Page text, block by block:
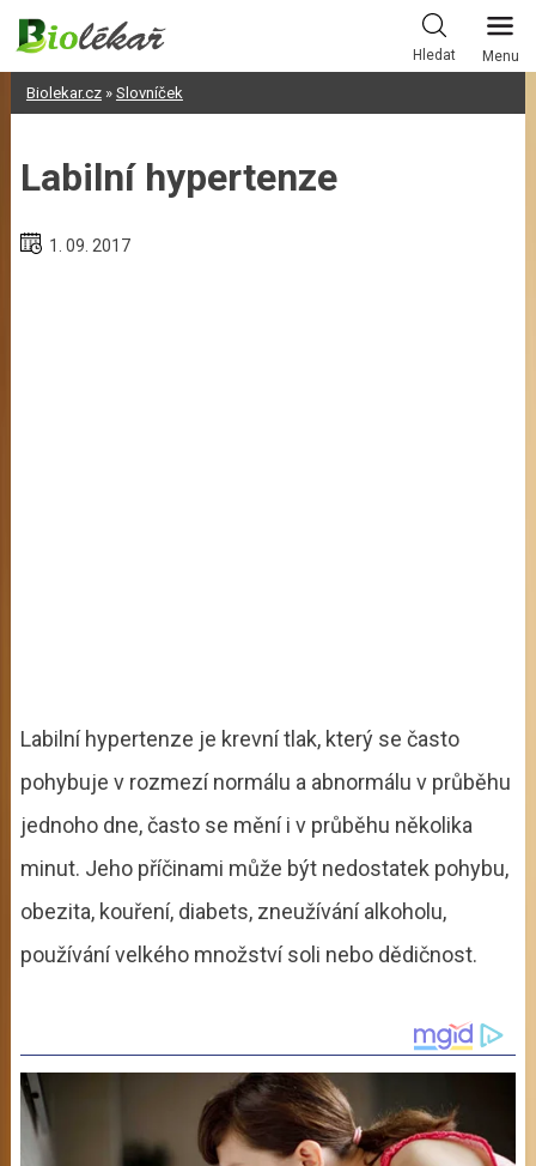
Skip
content
Hledat Menu
Biolekar.cz» Slovníček
Labilní hypertenze
1. 09. 2017
Labilní hypertenze je krevní tlak, který se často
pohybuje v rozmezí normálu a abnormálu v průběhu
jednoho dne, často se mění i v průběhu několika
minut. Jeho příčinami může být nedostatek pohybu,
obezita, kouření, diabets, zneužívání alkoholu,
používání velkého množství soli nebo dědičnost.